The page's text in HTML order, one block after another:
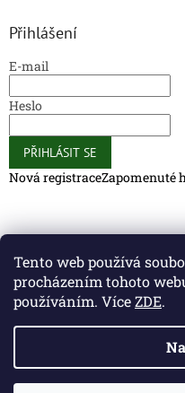
Tento web používá
procházením tohoto
používáním. VíceZDE.
Přihlášení
E-mail
Heslo
PŘIHLÁSIT SE
Nová registraceZapomenuté
Caliber